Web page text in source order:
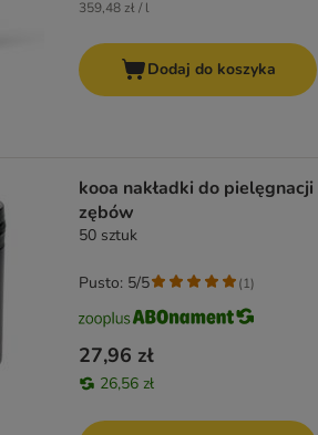
359,48 zł / l
Dodaj do koszyka
kooa nakładki do pielęgnacji
zębów
50 sztuk
27,96 zł
26,56 zł
Pusto: 5/5 (1)